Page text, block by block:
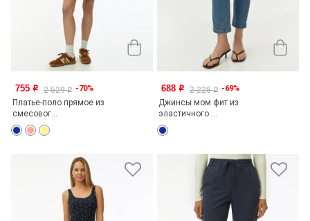
755 o 2 529o -70%
Платье-поло прямое из
смесовог...
688 o 2 228o -69%
Джинсы мом фит из
эластичного ...